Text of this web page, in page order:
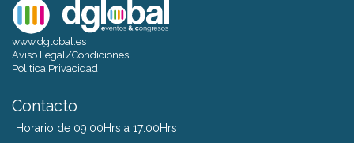
www.dglobal.es
Aviso Legal/Condiciones
Politica Privacidad
Contacto
Horario de 09:00Hrs a 17:00Hrs